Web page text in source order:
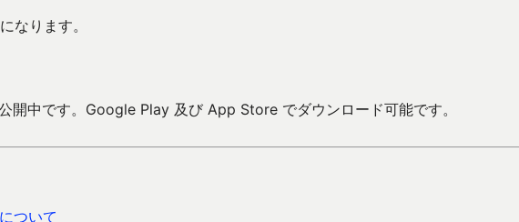
なります。
開中です。Google Play 及び App Store でダウンロード可能です。
ついて